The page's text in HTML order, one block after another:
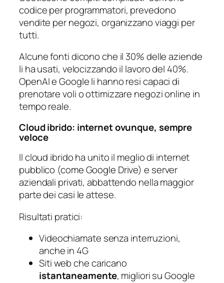
codice per programmatori, prevedono
vendite per negozi, organizzano viaggi per
tutti.
Alcune fonti dicono che il 30% delle aziende
li ha usati, velocizzando il lavoro del 40%.
OpenAI e Google li hanno resi capaci di
prenotare voli o ottimizzare negozi online in
tempo reale.
Cloud ibrido: internet ovunque, sempre
veloce
Il cloud ibrido ha unito il meglio di internet
pubblico (come Google Drive) e server
aziendali privati, abbattendo nella maggior
parte dei casi le attese.
Risultati pratici:
Videochiamate senza interruzioni,
anche in 4G
Siti web che caricano
istantaneamente, migliori su Google